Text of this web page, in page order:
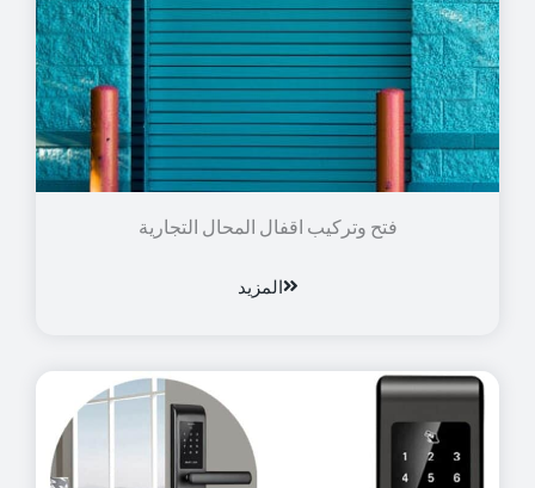
فتح وتركيب اقفال المحال التجارية
المزيد